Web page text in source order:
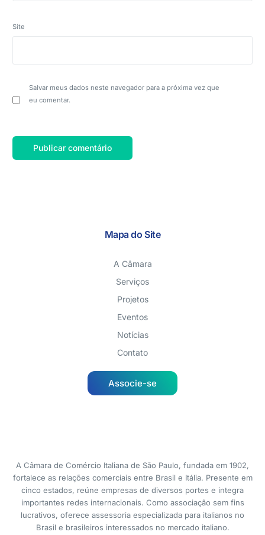
Site
Salvar meus dados neste navegador para a próxima vez que
eu comentar.
Mapa do Site
A Câmara
Serviços
Projetos
Eventos
Notícias
Contato
Associe-se
A Câmara de Comércio Italiana de São Paulo, fundada em 1902,
fortalece as relações comerciais entre Brasil e Itália. Presente em
cinco estados, reúne empresas de diversos portes e integra
importantes redes internacionais. Como associação sem fins
lucrativos, oferece assessoria especializada para italianos no
Brasil e brasileiros interessados no mercado italiano.